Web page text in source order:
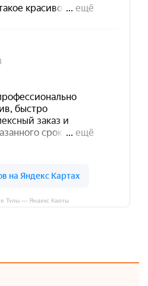
Тулы — Яндекс Карты